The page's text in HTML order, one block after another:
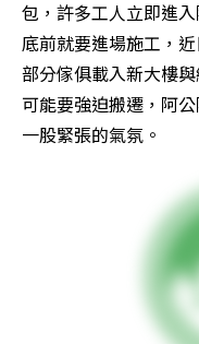
包，許多工人立即進
底前就要進場施工，
部分傢俱載入新大樓
可能要強迫搬遷，阿
一股緊張的氣氛。